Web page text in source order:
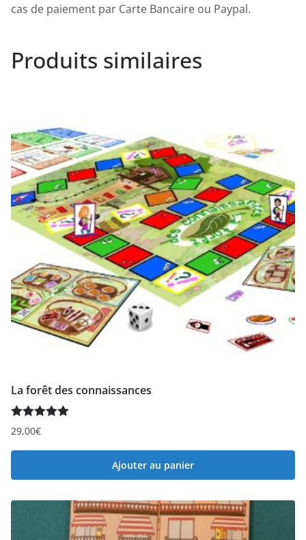
cas de paiement par Carte Bancaire ou Paypal.
Produits similaires
La forêt des connaissances
Note5.00
29,00€
Ajouter au panier